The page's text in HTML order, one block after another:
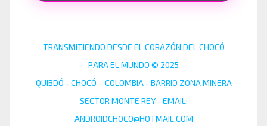
TRANSMITIENDO DESDE EL CORAZÓN DEL CHOCÓ
PARA EL MUNDO © 2025
QUIBDÓ - CHOCÓ – COLOMBIA - BARRIO ZONA MINERA
SECTOR MONTE REY - EMAIL:
ANDROIDCHOCO@HOTMAIL.COM